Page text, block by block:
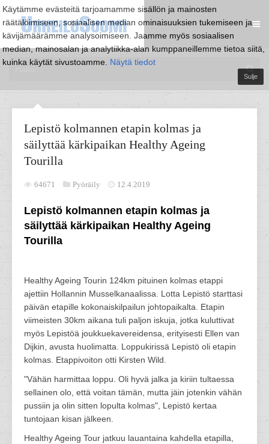
Käytämme evästeitä tarjoamamme sisällön ja mainosten
räätälöimiseen, sosiaalisen median ominaisuuksien tukemiseen ja
kävijämäärämme analysoimiseen. Jaamme myös sosiaalisen
median, mainosalan ja analytiikka-alan kumppaneillemme tietoa siitä,
kuinka käytät sivustoamme. Näytä tiedot
Sulje
Lepistö kolmannen etapin kolmas ja
säilyttää kärkipaikan Healthy Ageing
Tourilla
64671 Pyöräily 12.4.2019
Lepistö kolmannen etapin kolmas ja
säilyttää kärkipaikan Healthy Ageing
Tourilla
Healthy Ageing Tourin 124km pituinen kolmas etappi
ajettiin Hollannin Musselkanaalissa. Lotta Lepistö starttasi
päivän etapille kokonaiskilpailun johtopaikalta. Etapin
viimeisten 30km aikana tuli paljon iskuja, jotka kuluttivat
myös Lepistöä joukkuekavereidensa, erityisesti Ellen van
Dijkin, avusta huolimatta. Loppukirissä Lepistö oli etapin
kolmas. Etappivoiton otti Kirsten Wild.
"Vähän harmittaa loppu. Oli hyvä jalka ja kiriin tultaessa
sellainen olo, että voitan tämän, mutta jäin jotenkin vähän
pussiin ja olin sitten lopulta kolmas", Lepistö kertaa
tuntojaan kisan jälkeen.
Healthy Ageing Tour jatkuu lauantaina kahdella etapilla,